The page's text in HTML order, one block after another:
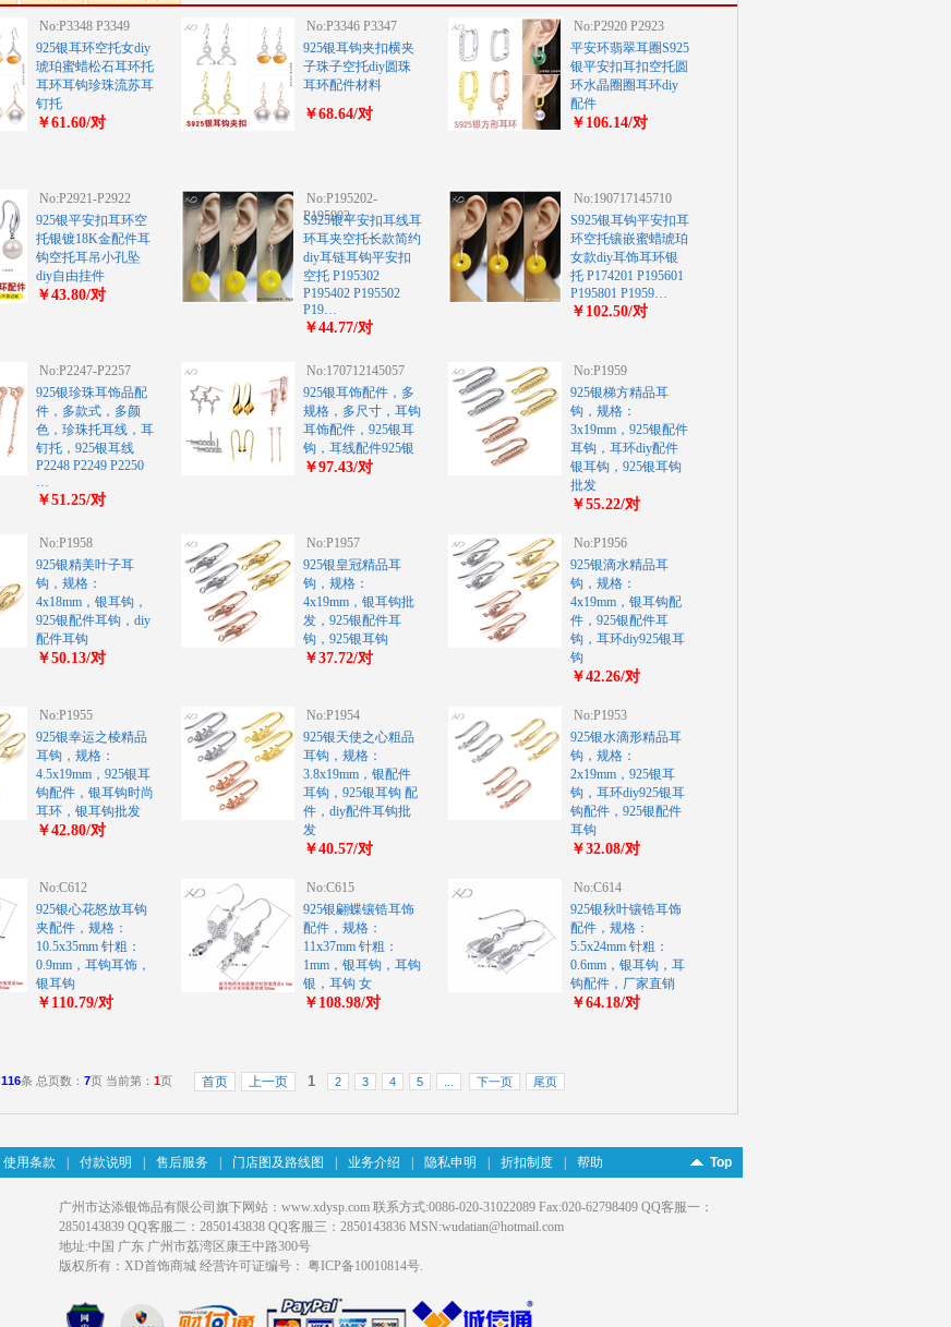
No:P3348 P3349
925银耳环空托女diy
琥珀蜜蜡松石耳环托
耳环耳钩珍珠流苏耳
钉托
￥61.60/对
No:P3346 P3347
925银耳钩夹扣横夹
子珠子空托diy圆珠
耳环配件材料
￥68.64/对
No:P2920 P2923
平安环翡翠耳圈S925
银平安扣耳扣空托圆
环水晶圈圈耳环diy
配件
￥106.14/对
No:P2921-P2922
925银平安扣耳环空
托银镀18K金配件耳
钩空托耳吊小孔坠
diy自由挂件
￥43.80/对
No:P195202-
P195902
S925银平安扣耳线耳
环耳夹空托长款简约
diy耳链耳钩平安扣
空托 P195302
P195402 P195502
P19…
￥44.77/对
No:190717145710
S925银耳钩平安扣耳
环空托镶嵌蜜蜡琥珀
女款diy耳饰耳环银
托 P174201 P195601
P195801 P1959…
￥102.50/对
No:P2247-P2257
925银珍珠耳饰品配
件，多款式，多颜
色，珍珠托耳线，耳
钉托，925银耳线
P2248 P2249 P2250
…
￥51.25/对
No:170712145057
925银耳饰配件，多
规格，多尺寸，耳钩
耳饰配件，925银耳
钩，耳线配件925银
￥97.43/对
No:P1959
925银梯方精品耳
钩，规格：
3x19mm，925银配件
耳钩，耳环diy配件
银耳钩，925银耳钩
批发
￥55.22/对
No:P1958
925银精美叶子耳
钩，规格：
4x18mm，银耳钩，
925银配件耳钩，diy
配件耳钩
￥50.13/对
No:P1957
925银皇冠精品耳
钩，规格：
4x19mm，银耳钩批
发，925银配件耳
钩，925银耳钩
￥37.72/对
No:P1956
925银滴水精品耳
钩，规格：
4x19mm，银耳钩配
件，925银配件耳
钩，耳环diy925银耳
钩
￥42.26/对
No:P1955
925银幸运之棱精品
耳钩，规格：
4.5x19mm，925银耳
钩配件，银耳钩时尚
耳环，银耳钩批发
￥42.80/对
No:P1954
925银天使之心粗品
耳钩，规格：
3.8x19mm，银配件
耳钩，925银耳钩 配
件，diy配件耳钩批
发
￥40.57/对
No:P1953
925银水滴形精品耳
钩，规格：
2x19mm，925银耳
钩，耳环diy925银耳
钩配件，925银配件
耳钩
￥32.08/对
No:C612
925银心花怒放耳钩
夹配件，规格：
10.5x35mm 针粗：
0.9mm，耳钩耳饰，
银耳钩
￥110.79/对
No:C615
925银翩蝶镶锆耳饰
配件，规格：
11x37mm 针粗：
1mm，银耳钩，耳钩
银，耳钩 女
￥108.98/对
No:C614
925银秋叶镶锆耳饰
配件，规格：
5.5x24mm 针粗：
0.6mm，银耳钩，耳
钩配件，厂家直销
￥64.18/对
116条 总页数： 7页 当前第： 1页 首页 上一页 1 2 3 4 5 下一页 尾页
使用条款 付款说明 售后服务 门店图及路线图 业务介绍 隐私申明 折扣制度 帮助 Top
广州市达添银饰品有限公司旗下网站：www.xdysp.com 联系方式:0086-020-31022089 Fax:020-62798409 QQ客服一：
2850143839 QQ客服二：2850143838 QQ客服三：2850143836 MSN:wudatian@hotmail.com
地址:中国 广东 广州市荔湾区康王中路300号
版权所有：XD首饰商城 经营许可证编号： 粤ICP备10010814号.